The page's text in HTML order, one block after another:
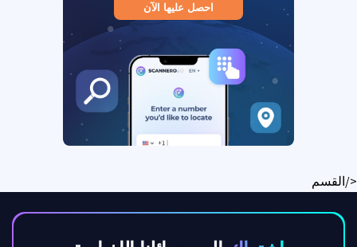
احصل عليها الآن
</القسم